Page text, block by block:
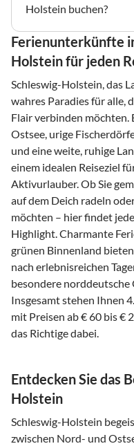
Holstein buchen?
Ferienunterkünfte
Holstein für jeden
Schleswig-Holstein, das
wahres Paradies für alle,
Flair verbinden möchten.
Ostsee, urige
und eine weite, ruhige
einem idealen Reiseziel
Aktivurlauber. Ob Sie
auf dem Deich radeln
möchten – hier findet
Highlight. Charmante
grünen Binnenland
nach erlebnisreichen
besondere norddeutsche
Insgesamt stehen Ihnen
mit Preisen ab € 60 bis €
das Richtige dabei.
Entdecken Sie das
Holstein
Schleswig-Holstein
zwischen Nord- und